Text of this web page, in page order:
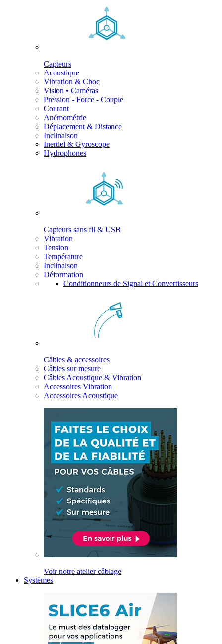
Capteurs
Acoustique
Vibration & Choc
Vision • Caméras
Pression - Force - Couple
Courant
Anémométrie
Déplacement & Distance
Inclinaison
Inertiel & Gyroscope
Hydrophones
Capteurs sans fil & USB
Vibration
Tension
Température
Inclinaison
Déformation
Conditionneurs de Signal et Convertisseurs
Câbles & accessoires
Câbles sur mesure
Câbles Acoustique & Vibration
Accessoires Vibration
Accessoires Acoustique
Voir notre atelier câblage
Systèmes